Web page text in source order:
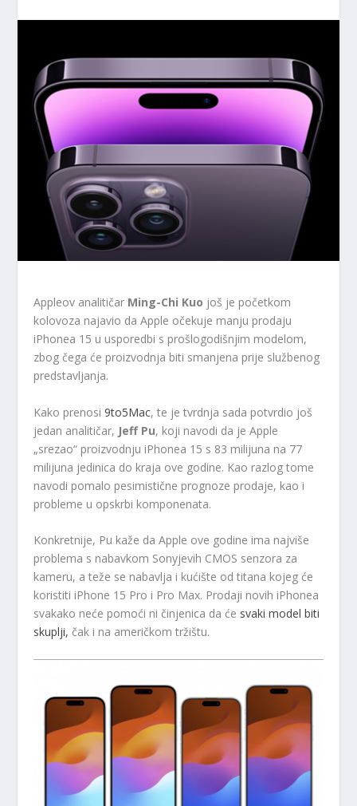
Appleov analitičar Ming-Chi Kuo još je početkom
kolovoza najavio da Apple očekuje manju prodaju
iPhonea 15 u usporedbi s prošlogodišnjim modelom,
zbog čega će proizvodnja biti smanjena prije službenog
predstavljanja.
Kako prenosi 9to5Mac, te je tvrdnja sada potvrdio još
jedan analitičar, Jeff Pu, koji navodi da je Apple
„srezao“ proizvodnju iPhonea 15 s 83 milijuna na 77
milijuna jedinica do kraja ove godine. Kao razlog tome
navodi pomalo pesimistične prognoze prodaje, kao i
probleme u opskrbi komponenata.
Konkretnije, Pu kaže da Apple ove godine ima najviše
problema s nabavkom Sonyjevih CMOS senzora za
kameru, a teže se nabavlja i kućište od titana kojeg će
koristiti iPhone 15 Pro i Pro Max. Prodaji novih iPhonea
svakako neće pomoći ni činjenica da će svaki model biti
skuplji, čak i na američkom tržištu.